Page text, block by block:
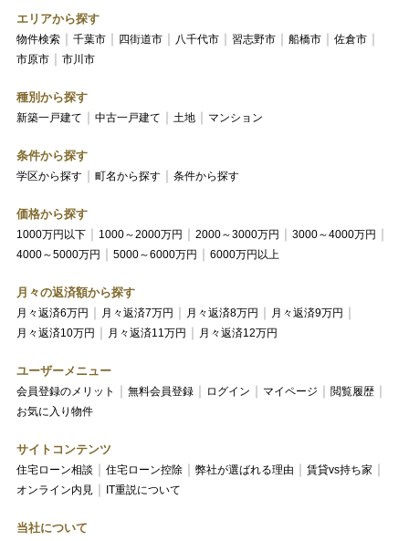
エリアから探す
物件検索 千葉市 四街道市 八千代市 習志野市 船橋市
佐倉市
市原市
市川市
種別から探す
新築一戸建て 中古一戸建て 土地 マンション
条件から探す
学区から探す 町名から探す 条件から探す
価格から探す
1000万円以下 1000～2000万円 2000～3000万円
3000～4000万円
4000～5000万円
5000～6000万円 6000万円以上
月々の返済額から探す
月々返済6万円 月々返済7万円 月々返済8万円
月々返済9万円
月々返済10万円
月々返済11万円 月々返済12万円
ユーザーメニュー
会員登録のメリット 無料会員登録 ログイン マイページ
閲覧履歴
お気に入り物件
サイトコンテンツ
住宅ローン相談 住宅ローン控除 弊社が選ばれる理由
賃貸vs持ち家
オンライン内見
IT重説について
当社について